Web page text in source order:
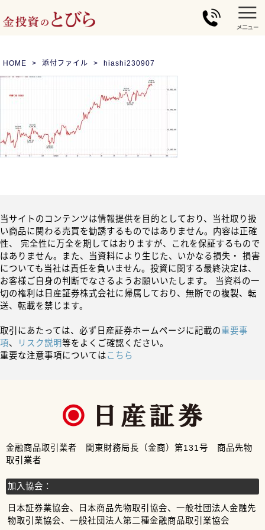
HOME 添付ファイル hiashi230907
当サイトのコンテンツは情報提供を目的としており、当社取り扱
い商品に関わる売買を勧誘するものではありません。内容は正確
性、 完全性に万全を期してはおりますが、これを保証するもので
はありません。また、当資料により生じた、いかなる損失・ 損害
についても当社は責任を負いません。投資に関する最終決定は、
お客様ご自身の判断でなさるようお願いいたします。 当資料の一
切の権利は日産証券株式会社に帰属しており、無断での複製、転
送、転載を禁じます。
取引にあたっては、必ず日産証券ホームページに記載の重要事
項、 リスク説明等をよくご確認ください。
重要な注意事項についてはこちら
金融商品取引業者 関東財務局長（金商）第131号 商品先物
取引業者
加入協会：
日本証券業協会、日本商品先物取引協会、一般社団法人金融先
物取引業協会、一般社団法人第二種金融商品取引業協会